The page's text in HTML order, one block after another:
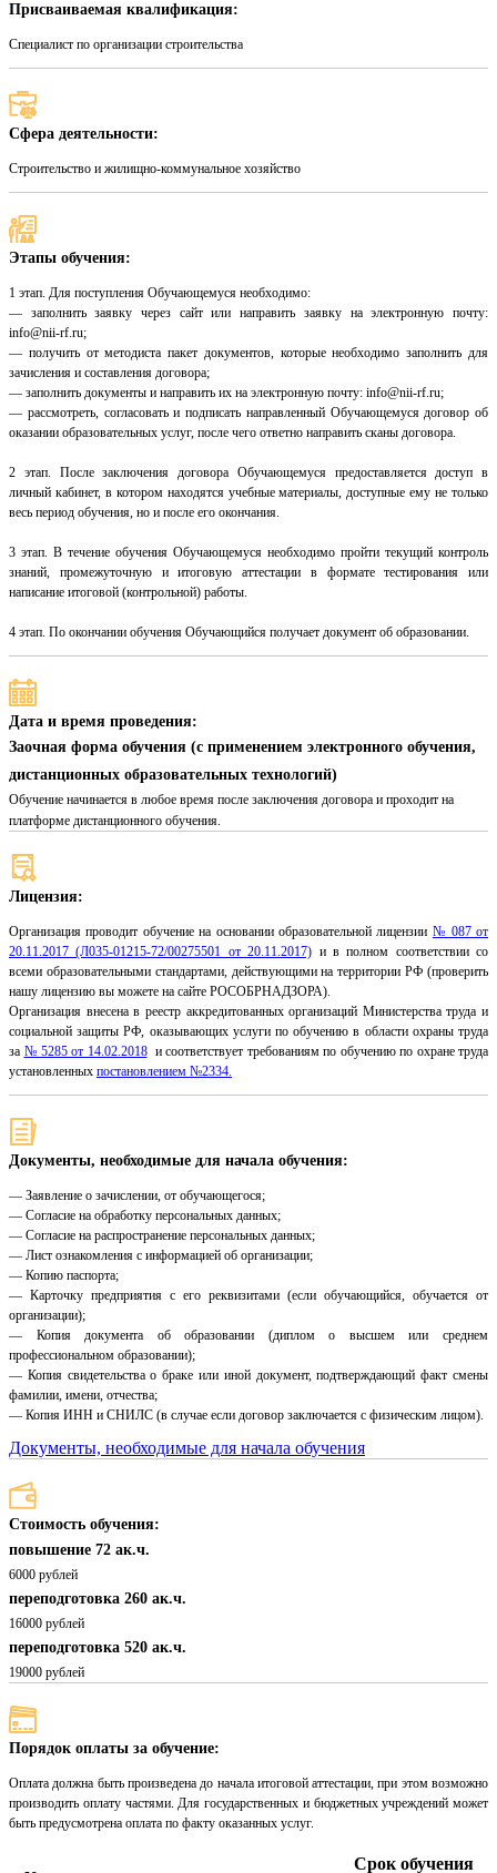
Присваиваемая квалификация:
Специалист по организации строительства
Сфера деятельности:
Строительство и жилищно-коммунальное хозяйство
Этапы обучения:
1 этап. Для поступления Обучающемуся необходимо:
— заполнить заявку через сайт или направить заявку на электронную почту:
info@nii-rf.ru;
— получить от методиста пакет документов, которые необходимо заполнить для
зачисления и составления договора;
— заполнить документы и направить их на электронную почту: info@nii-rf.ru;
— рассмотреть, согласовать и подписать направленный Обучающемуся договор об
оказании образовательных услуг, после чего ответно направить сканы договора.
2 этап. После заключения договора Обучающемуся предоставляется доступ в
личный кабинет, в котором находятся учебные материалы, доступные ему не только
весь период обучения, но и после его окончания.
3 этап. В течение обучения Обучающемуся необходимо пройти текущий контроль
знаний, промежуточную и итоговую аттестации в формате тестирования или
написание итоговой (контрольной) работы.
4 этап. По окончании обучения Обучающийся получает документ об образовании.
Дата и время проведения:
Заочная форма обучения (с применением электронного обучения,
дистанционных образовательных технологий)
Обучение начинается в любое время после заключения договора и проходит на
платформе дистанционного обучения.
Лицензия:
Организация проводит обучение на основании образовательной лицензии № 087 от
20.11.2017 (Л035-01215-72/00275501 от 20.11.2017) и в полном соответствии со
всеми образовательными стандартами, действующими на территории РФ (проверить
нашу лицензию вы можете на сайте РОСОБРНАДЗОРА).
Организация внесена в реестр аккредитованных организаций Министерства труда и
социальной защиты РФ, оказывающих услуги по обучению в области охраны труда
за № 5285 от 14.02.2018и соответствует требованиям по обучению по охране труда
установленных постановлением №2334.
Документы, необходимые для начала обучения:
— Заявление о зачислении, от обучающегося;
— Согласие на обработку персональных данных;
— Согласие на распространение персональных данных;
— Лист ознакомления с информацией об организации;
— Копию паспорта;
— Карточку предприятия с его реквизитами (если обучающийся, обучается от
организации);
— Копия документа об образовании (диплом о высшем или среднем
профессиональном образовании);
— Копия свидетельства о браке или иной документ, подтверждающий факт смены
фамилии, имени, отчества;
— Копия ИНН и СНИЛС (в случае если договор заключается с физическим лицом).
Документы, необходимые для начала обучения
Стоимость обучения:
повышение 72 ак.ч.
6000 рублей
переподготовка 260 ак.ч.
16000 рублей
переподготовка 520 ак.ч.
19000 рублей
Порядок оплаты за обучение:
Оплата должна быть произведена до начала итоговой аттестации, при этом возможно
производить оплату частями. Для государственных и бюджетных учреждений может
быть предусмотрена оплата по факту оказанных услуг.
Срок обучения